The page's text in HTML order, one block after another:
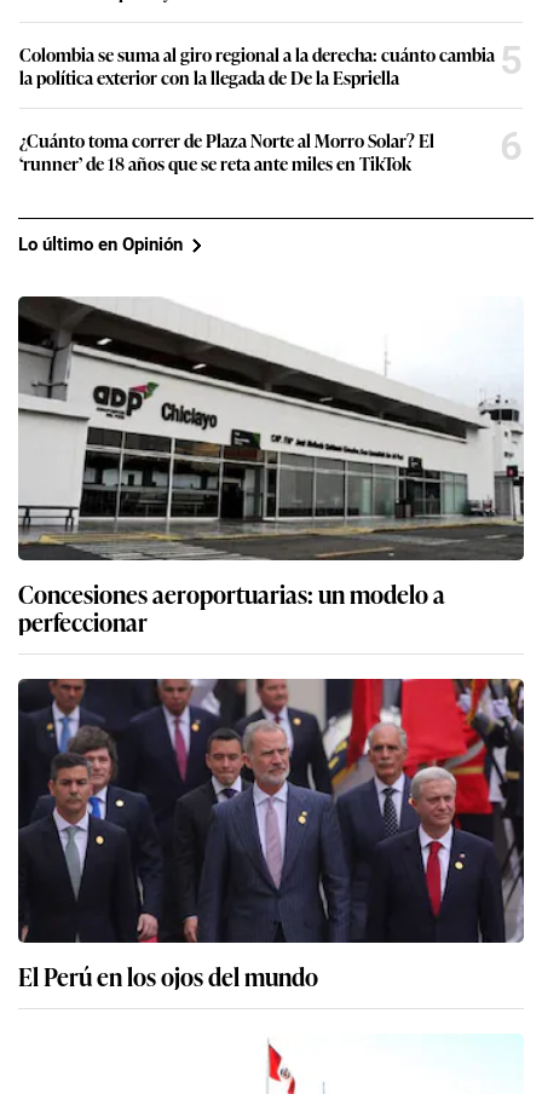
Colombia se suma al giro regional a la derecha: cuánto cambia
la política exterior con la llegada de De la Espriella
5
¿Cuánto toma correr de Plaza Norte al Morro Solar? El
‘runner’ de 18 años que se reta ante miles en TikTok
6
Lo último en Opinión
Concesiones aeroportuarias: un modelo a
perfeccionar
El Perú en los ojos del mundo